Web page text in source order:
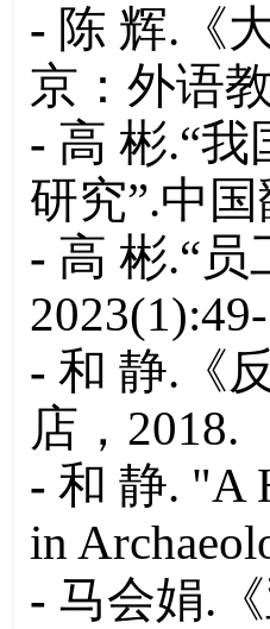
- 陈 辉.《
京：外语
- 高 彬.“
研究”.中
- 高 彬.“
- 和 静.《
店，2018.
- 和 静. "A
in
- 马会娟.